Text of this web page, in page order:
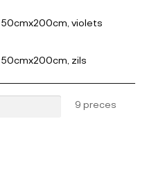
50cmx200cm, violets
50cmx200cm, zils
9 preces